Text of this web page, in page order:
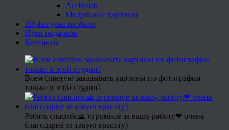
Art Brush
Модульные картины
3D фигурка по фото
Идеи подарков
Контакты
Всем советую заказывать картины по фотографии
только в этой студии!
Ребята спасибо🙏 огромное за вашу работу❤ очень
благодарна за такую красоту)